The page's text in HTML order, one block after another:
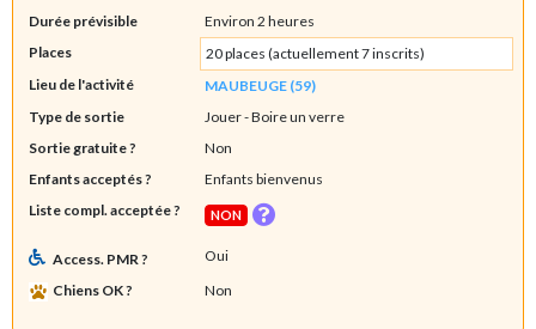
Durée prévisible
Environ 2 heures
Places
20 places (actuellement 7 inscrits)
Lieu de l'activité
MAUBEUGE (59)
Type de sortie
Jouer- Boire un verre
Sortie gratuite ?
Non
Enfants acceptés ?
Enfants bienvenus
Liste compl. acceptée ?
NON
Access. PMR ?
Oui
Chiens OK ?
Non